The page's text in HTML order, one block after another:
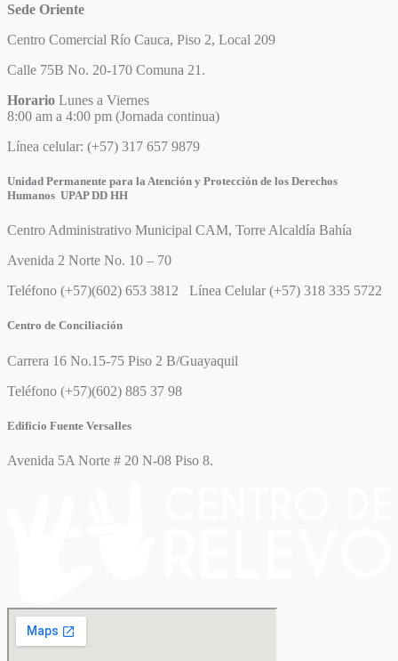
Sede Oriente
Centro Comercial Río Cauca, Piso 2, Local 209
Calle 75B No. 20-170 Comuna 21.
Horario Lunes a Viernes
8:00 am a 4:00 pm (Jornada continua)
Línea celular: (+57) 317 657 9879
Unidad Permanente para la Atención y Protección de los Derechos
Humanos UPAP DD HH
Centro Administrativo Municipal CAM, Torre Alcaldía Bahía
Avenida 2 Norte No. 10 – 70
Teléfono (+57)(602) 653 3812 Línea Celular (+57) 318 335 5722
Centro de Conciliación
Carrera 16 No.15-75 Piso 2 B/Guayaquil
Teléfono (+57)(602) 885 37 98
Edificio Fuente Versalles
Avenida 5A Norte # 20 N-08 Piso 8.